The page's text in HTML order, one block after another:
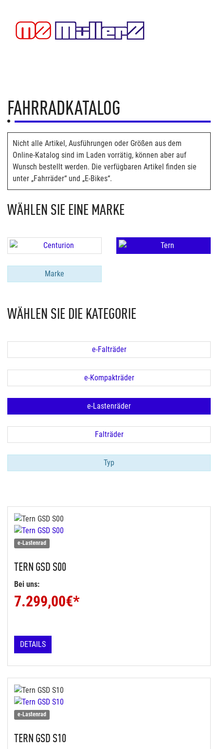
FAHRRADKATALOG
Nicht alle Artikel, Ausführungen oder Größen aus dem
Online-Katalog sind im Laden vorrätig, können aber auf
Wunsch bestellt werden. Die verfügbaren Artikel finden sie
unter „Fahrräder“ und „E-Bikes“.
WÄHLEN SIE EINE MARKE
Marke
WÄHLEN SIE DIE KATEGORIE
e-Falträder
e-Kompakträder
e-Lastenräder
Falträder
Typ
e-Lastenrad
TERN GSD S00
Bei uns:
7.299,00€*
DETAILS
e-Lastenrad
TERN GSD S10